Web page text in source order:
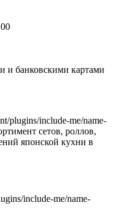
и банковскими картами
plugins/include-me/name-
сетов, роллов,
японской кухни в
include-me/name-